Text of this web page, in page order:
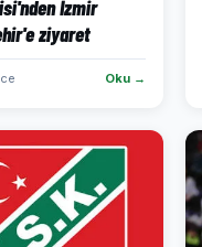
İzmir
ziyaret
Oku →